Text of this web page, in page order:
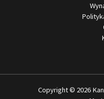
Copyright © 2026